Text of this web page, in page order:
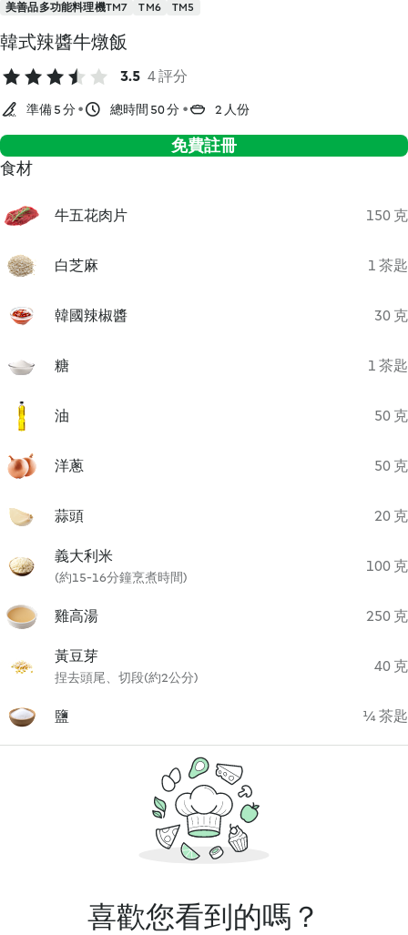
美善品多功能料理機TM7 TM6 TM5
韓式辣醬牛燉飯
3.5 4 評分
準備 5 分 總時間 50 分 2 人份
免費註冊
食材
牛五花肉片 150 克
白芝麻 1 茶匙
韓國辣椒醬 30 克
糖 1 茶匙
油 50 克
洋蔥 50 克
蒜頭 20 克
義大利米
(約15-16分鐘烹煮時間)
100 克
雞高湯 250 克
黃豆芽
捏去頭尾、切段(約2公分)
40 克
鹽 ¼ 茶匙
喜歡您看到的嗎？